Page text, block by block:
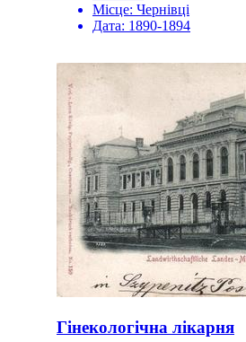
Місце: Чернівці
Дата: 1890-1894
Гінекологічна лікарня